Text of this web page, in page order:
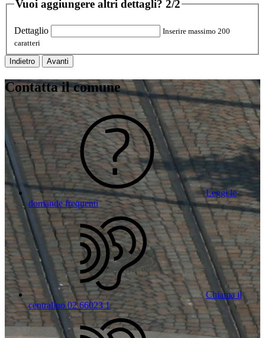
Vuoi aggiungere altri dettagli? 2/2
Dettaglio
Inserire massimo 200
caratteri
Indietro Avanti
Contatta il comune
Leggi le
domande frequenti
Chiama il
centralino 02 66023 1